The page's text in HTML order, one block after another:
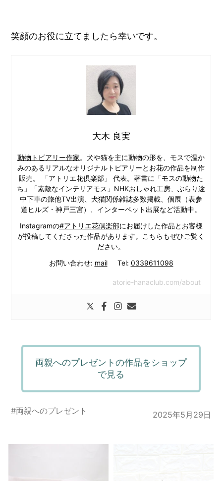
笑顔のお役に立てましたら幸いです。
大木 良実
動物トピアリー作家。犬や猫を主に動物の形を、モスで温か
みのあるリアルなオリジナルトピアリーとお花の作品を制作
販売。 「アトリエ花倶楽部」 代表。著書に「モスの動物た
ち」「素敵なインテリアモス」NHKおしゃれ工房、ぶらり途
中下車の旅他TV出演、犬猫関係雑誌多数掲載、個展（表参
道ヒルズ・神戸三宮）、インターペット出展など活動中。
Instagramの#アトリエ花倶楽部にお届けした作品とお客様
が投稿してくださった作品があります。こちらもぜひご覧く
ださい。
お問い合わせ: mailTel: 0339611098
atorie-hanaclub.com/about
両親へのプレゼントの作品をショップ
で見る
#両親へのプレゼント 2025年5月29日